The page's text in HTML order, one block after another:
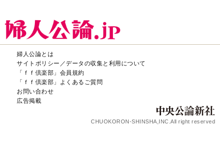
婦人公論とは
サイトポリシー／データの収集と利用について
「ｆｆ倶楽部」会員規約
「ｆｆ倶楽部」よくあるご質問
お問い合わせ
広告掲載
CHUOKORON-SHINSHA,INC.All right reserved